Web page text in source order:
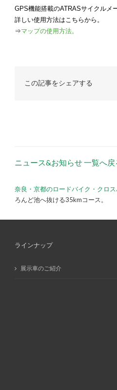
GPS機能搭載のATRASサイクルメ
詳しい使用方法はこちらから。
⇒マップの使用方法。
この記事をシェアする
ニュース&お知らせ 一覧へ戻
奈良・京都のロードバイク・クロ
ろんど池へ抜ける35kmコース。
ラインナップ
展示車のご紹介